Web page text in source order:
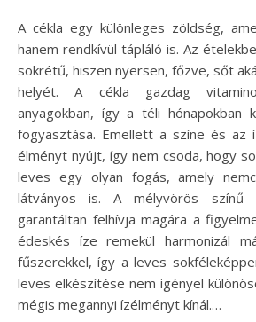
A cékla egy különleges zöldség, amely nemcsak ízletes,
hanem rendkívül tápláló is. Az
sokrétű, hiszen nyersen, főzve, sőt
helyét. A cékla gazdag
anyagokban, így a téli hónapokban
fogyasztása. Emellett a színe és az
élményt nyújt, így nem csoda, hogy
leves egy olyan fogás, amely
látványos is. A mélyvörös színű
garantáltan felhívja magára a
édeskés íze remekül harmonizál
fűszerekkel, így a leves
leves elkészítése nem igényel
mégis megannyi ízélményt kínál.…